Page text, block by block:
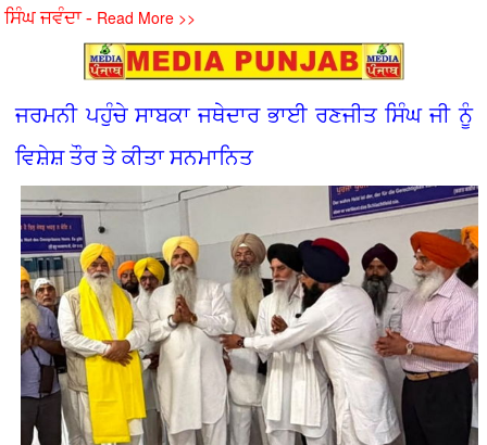
ਸਿੰਘ ਜਵੰਦਾ - Read More >>
ਜਰਮਨੀ ਪਹੁੰਚੇ ਸਾਬਕਾ ਜਥੇਦਾਰ ਭਾਈ ਰਣਜੀਤ ਸਿੰਘ ਜੀ ਨੂੰ
ਵਿਸ਼ੇਸ਼ ਤੌਰ ਤੇ ਕੀਤਾ ਸਨਮਾਨਿਤ